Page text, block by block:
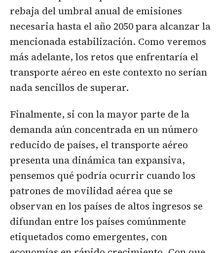
rebaja del umbral anual de emisiones
necesaria hasta el año 2050 para alcanzar la
mencionada estabilización. Como veremos
más adelante, los retos que enfrentaría el
transporte aéreo en este contexto no serían
nada sencillos de superar.
Finalmente, si con la mayor parte de la
demanda aún concentrada en un número
reducido de países, el transporte aéreo
presenta una dinámica tan expansiva,
pensemos qué podría ocurrir cuando los
patrones de movilidad aérea que se
observan en los países de altos ingresos se
difundan entre los países comúnmente
etiquetados como emergentes, con